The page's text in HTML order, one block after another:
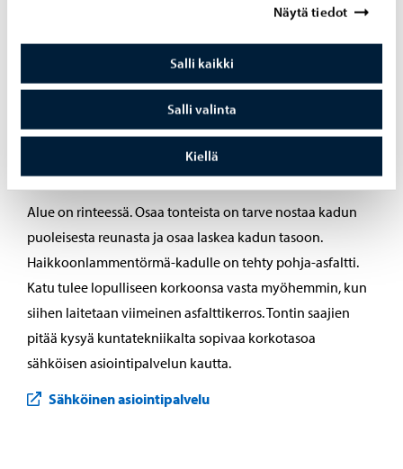
Näytä tiedot
Salli kaikki
Salli valinta
Kiellä
Kortteleiden 3559 ja 3603 tonteilla kiinteistön liittäminen
viemäriin edellyttää rakennuksen suunnittelusta riippuen
kiinteistökohtaisen pumppaamon.
Muuta
Alue on rinteessä. Osaa tonteista on tarve nostaa kadun
puoleisesta reunasta ja osaa laskea kadun tasoon.
Haikkoonlammentörmä-kadulle on tehty pohja-asfaltti.
Katu tulee lopulliseen korkoonsa vasta myöhemmin, kun
siihen laitetaan viimeinen asfalttikerros. Tontin saajien
pitää kysyä kuntatekniikalta sopivaa korkotasoa
sähköisen asiointipalvelun kautta.
Sähköinen asiointipalvelu